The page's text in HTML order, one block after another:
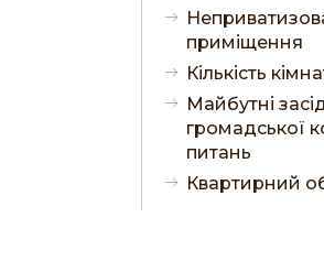
приміщення
Кількість
Майбутні
громадської
питань
Квартирний